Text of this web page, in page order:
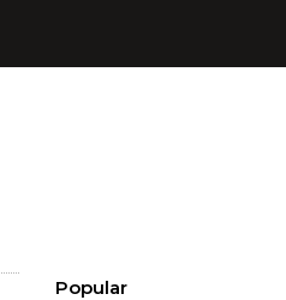
Popular